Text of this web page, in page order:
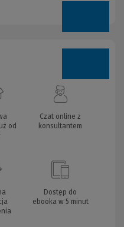
od
Czat online z
konsultantem
Dostęp do
ebooka w 5 minut